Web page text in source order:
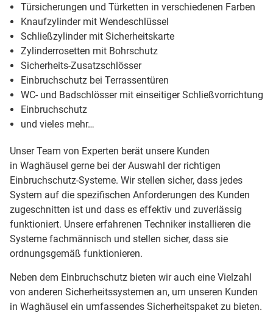
Türsicherungen und Türketten in verschiedenen Farben
Knaufzylinder mit Wendeschlüssel
Schließzylinder mit Sicherheitskarte
Zylinderrosetten mit Bohrschutz
Sicherheits-Zusatzschlösser
Einbruchschutz bei Terrassentüren
WC- und Badschlösser mit einseitiger Schließvorrichtung
Einbruchschutz
und vieles mehr…
Unser Team von Experten berät unsere Kunden
in Waghäusel gerne bei der Auswahl der richtigen
Einbruchschutz-Systeme. Wir stellen sicher, dass jedes
System auf die spezifischen Anforderungen des Kunden
zugeschnitten ist und dass es effektiv und zuverlässig
funktioniert. Unsere erfahrenen Techniker installieren die
Systeme fachmännisch und stellen sicher, dass sie
ordnungsgemäß funktionieren.
Neben dem Einbruchschutz bieten wir auch eine Vielzahl
von anderen Sicherheitssystemen an, um unseren Kunden
in Waghäusel ein umfassendes Sicherheitspaket zu bieten.